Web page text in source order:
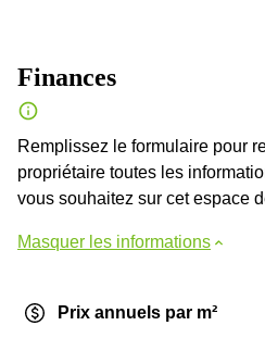
Finances
Remplissez le formulaire pour
propriétaire toutes les
vous souhaitez sur cet espace
Masquer les informations
Prix annuels par m²